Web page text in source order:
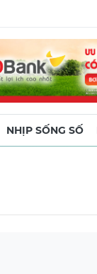
NHỊP SỐNG SỐ